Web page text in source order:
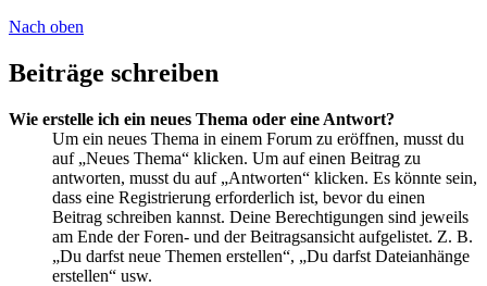
Nach oben
Beiträge schreiben
Wie erstelle ich ein neues Thema oder eine Antwort?
Um ein neues Thema in einem Forum zu eröffnen, musst du
auf „Neues Thema“ klicken. Um auf einen Beitrag zu
antworten, musst du auf „Antworten“ klicken. Es könnte sein,
dass eine Registrierung erforderlich ist, bevor du einen
Beitrag schreiben kannst. Deine Berechtigungen sind jeweils
am Ende der Foren- und der Beitragsansicht aufgelistet. Z. B.
„Du darfst neue Themen erstellen“, „Du darfst Dateianhänge
erstellen“ usw.